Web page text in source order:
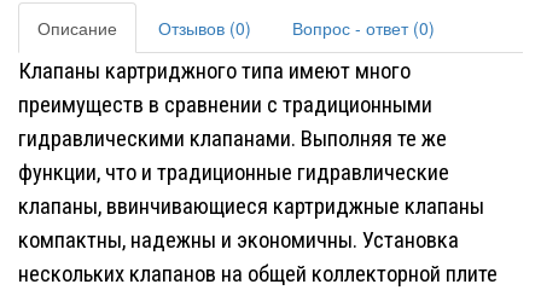
Описание Отзывов (0) Вопрос - ответ (0)
Клапаны картриджного типа имеют много
преимуществ в сравнении с традиционными
гидравлическими клапанами. Выполняя те же
функции, что и традиционные гидравлические
клапаны, ввинчивающиеся картриджные клапаны
компактны, надежны и экономичны. Установка
нескольких клапанов на общей коллекторной плите